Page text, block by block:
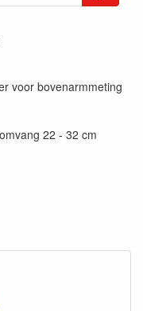
voor bovenarmmeting
22 - 32 cm